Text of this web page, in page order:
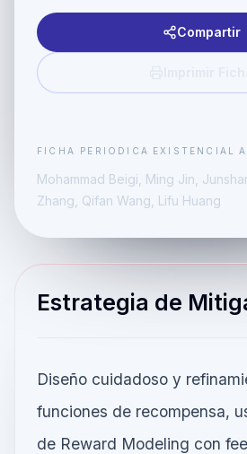
Compartir
FICHA PERIODICA EXISTENCIAL
Mohammad Beigi, Ming Jin,
Zhang, Qifan Wang, Lifu Huang
Estrategia de
Diseño cuidadoso y
funciones de recompensa,
de Reward Modeling con